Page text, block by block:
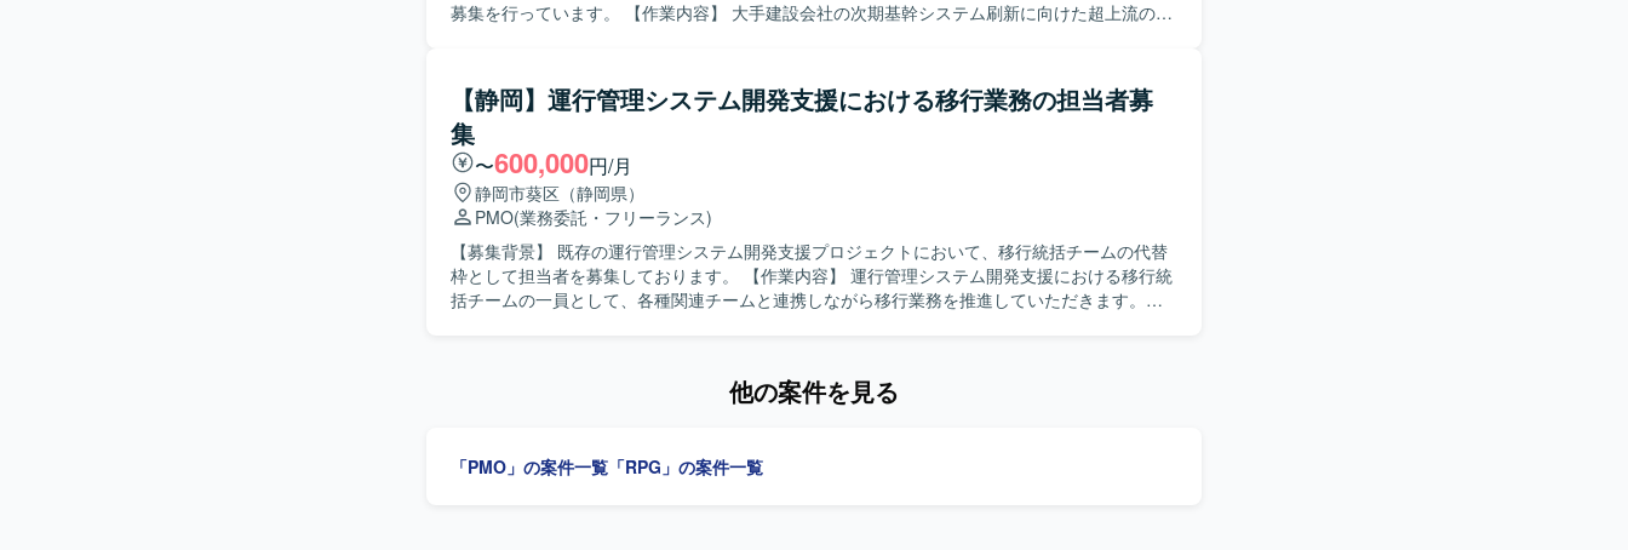
る詳細な技術環境は別途プロジェクト内で共有される想定です。
募集を行っています。 【作業内容】 大手建設会社の次期基幹システム刷新に向けた超上流の構
フロー作成、業務課題の抽出・整理および将来業務(To-Be)の検討・改善提案を行っていただき
ます。また、業務整理手法の標準化、各種資料作成、会議ファシリテーションを担当いただき
ます。さらに、プロジェクト全体の進捗管理・課題管理を行い、PM/PMOとしてのプロジェク
ト推進を担っていただきます。期間としては、計画策定フェーズとヒアリング・業務整理・フ
ロー作成フェーズに分かれて進行する想定です。 【求める人物像】 建設業界の業務を理解し、
原価管理、調達、工事管理などいずれかの領域での業務知見をお持ちの方を求めています。業
務改革コンサルやPMOとして、As-Is/To-Be業務フロー作成とユーザヒアリングの実務経験があ
る方が望ましいです。事業会社出身でPMOや業務整理の経験があり、現場ヒアリングと業務理
解の地力をお持ちの方も歓迎します。 【ポジションの魅力】 システムありきではなく業務起点
で課題整理から将来像の検討までを行うため、コンサルとしての価値を発揮しやすいポジショ
バークラスの両ポジションがあり、これまでの経験に応じた役割で参画することが可能です。
【開発環境】 本案件は業務改革および構想策定が中心であり、特定のシステム開発環境に依存
【静岡】運行管理システム開発支援における移行業務の担当者募
集
〜600,000円/月
静岡市葵区（静岡県）
PMO(業務委託・フリーランス)
【募集背景】 既存の運行管理システム開発支援プロジェクトにおいて、移行統括チームの代替
枠として担当者を募集しております。 【作業内容】 運行管理システム開発支援における移行統
括チームの一員として、各種関連チームと連携しながら移行業務を推進していただきます。具
部署と連携しながら業務を進めていただきます。 【求める人物像】 関係各所と円滑にコミュニ
組んでいただける方が望ましいです。 【ポジションの魅力】 大規模な運行管理システムの移行
他の案件を見る
「PMO」の案件一覧 「RPG」の案件一覧